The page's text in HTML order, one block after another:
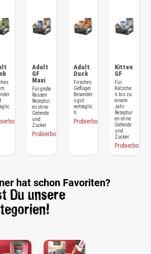
Adult
GF
Maxi
Für große
Rassen
Rezeptur
en ohne
Getreide
und
Zucker
Probierbox
Adult
Duck
Frisches
Geflügel
Besonder
s gut
verträglic
h
Probierbox
Kitten
GF
Für
Kätzche
n bis zu
einem
Jahr
Rezeptur
en ohne
Getreide
und
Zucker
Probierbox
hat schon Favoriten?
Du unsere